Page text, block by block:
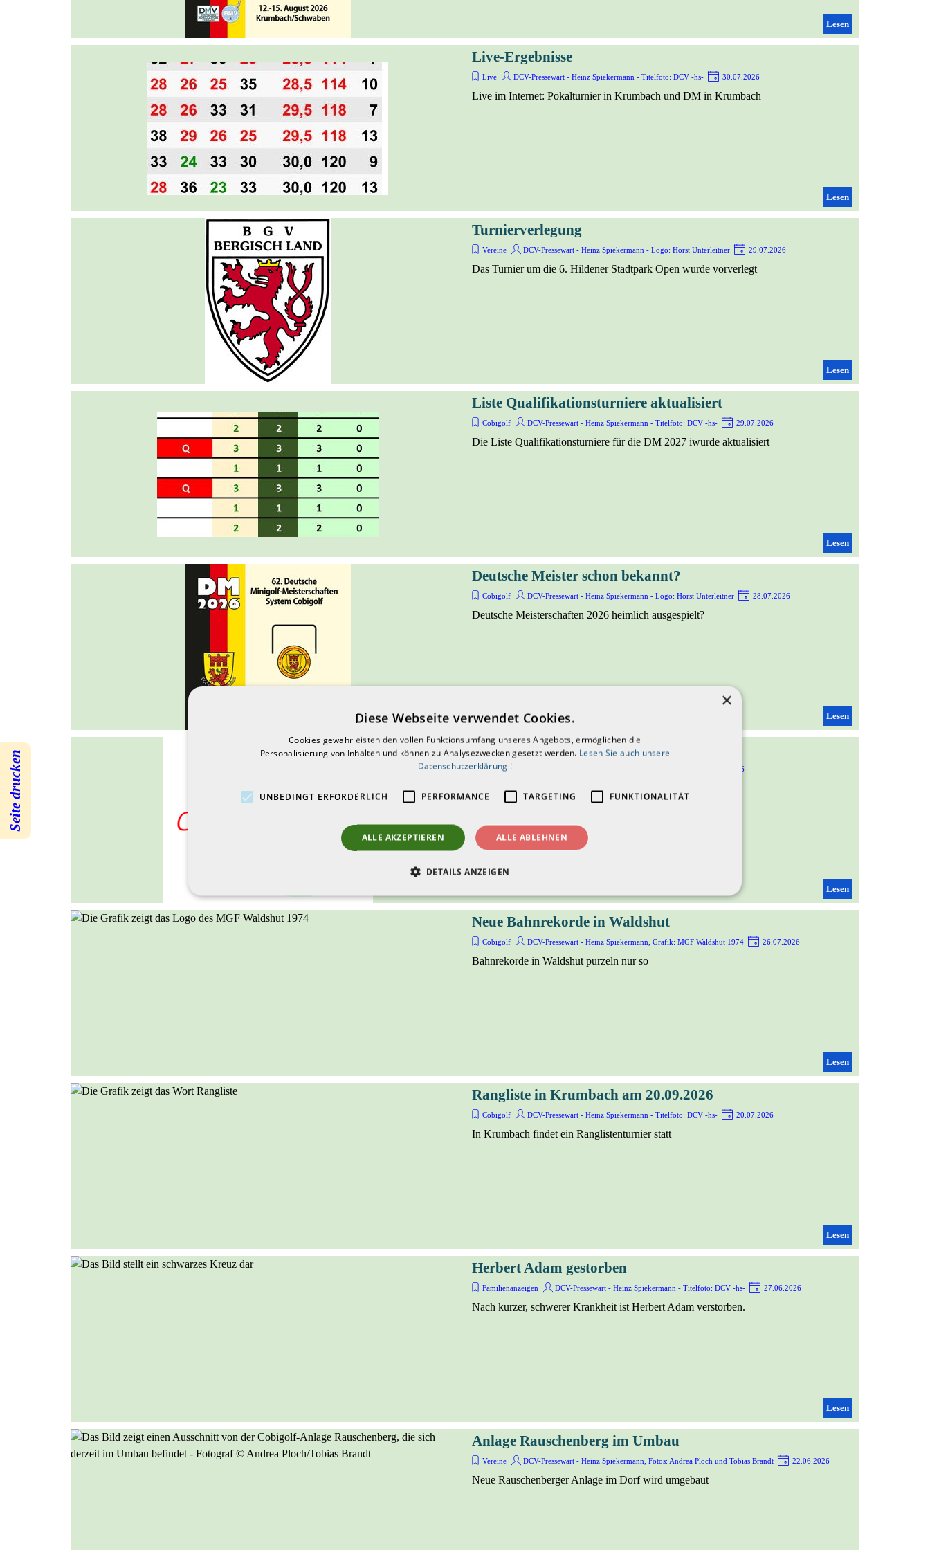
Seite drucken
Lesen
Live-Ergebnisse
Live DCV-Pressewart - Heinz Spiekermann - Titelfoto: DCV -hs- 30.07.2026
Live im Internet: Pokalturnier in Krumbach und DM in Krumbach
Lesen
Turnierverlegung
Vereine DCV-Pressewart - Heinz Spiekermann - Logo: Horst Unterleitner 29.07.2026
Das Turnier um die 6. Hildener Stadtpark Open wurde vorverlegt
Lesen
Liste Qualifikationsturniere aktualisiert
Cobigolf DCV-Pressewart - Heinz Spiekermann - Titelfoto: DCV -hs- 29.07.2026
Die Liste Qualifikationsturniere für die DM 2027 iwurde aktualisiert
Lesen
Deutsche Meister schon bekannt?
Cobigolf DCV-Pressewart - Heinz Spiekermann - Logo: Horst Unterleitner 28.07.2026
Deutsche Meisterschaften 2026 heimlich ausgespielt?
Lesen
Umbau beendet
Sonstiges 28.07.2026
Der Umbau der DCV-Homepage ist vorerst beendet
Lesen
Neue Bahnrekorde in Waldshut
Cobigolf DCV-Pressewart - Heinz Spiekermann, Grafik: MGF Waldshut 1974 26.07.2026
Bahnrekorde in Waldshut purzeln nur so
Lesen
Rangliste in Krumbach am 20.09.2026
Cobigolf DCV-Pressewart - Heinz Spiekermann - Titelfoto: DCV -hs- 20.07.2026
In Krumbach findet ein Ranglistenturnier statt
Lesen
Herbert Adam gestorben
Familienanzeigen DCV-Pressewart - Heinz Spiekermann - Titelfoto: DCV -hs- 27.06.2026
Nach kurzer, schwerer Krankheit ist Herbert Adam verstorben.
Lesen
Anlage Rauschenberg im Umbau
Vereine DCV-Pressewart - Heinz Spiekermann, Fotos: Andrea Ploch und Tobias Brandt 22.06.2026
Neue Rauschenberger Anlage im Dorf wird umgebaut
×
Diese Webseite verwendet Cookies.
Cookies gewährleisten den vollen Funktionsumfang unseres Angebots, ermöglichen die
Personalisierung von Inhalten und können zu Analysezwecken gesetzt werden. Lesen Sie auch unsere
Datenschutzerklärung !
UNBEDINGT ERFORDERLICH PERFORMANCE TARGETING FUNKTIONALITÄT
ALLE AKZEPTIEREN ALLE ABLEHNEN
DETAILS ANZEIGEN